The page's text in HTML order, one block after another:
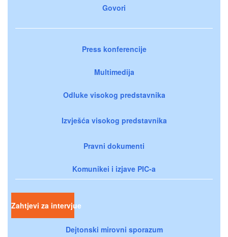
Govori
Press konferencije
Multimedija
Odluke visokog predstavnika
Izvješća visokog predstavnika
Pravni dokumenti
Komunikei i izjave PIC-a
Zahtjevi za intervjue
Dejtonski mirovni sporazum